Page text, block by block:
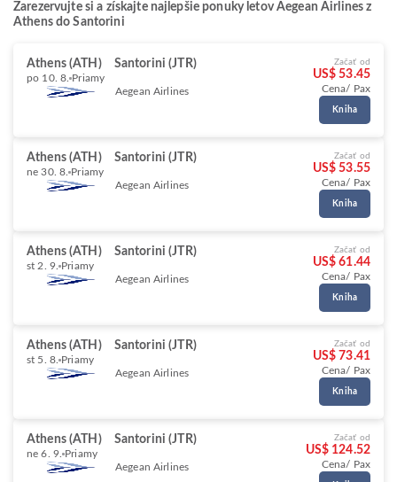
Zarezervujte si a získajte najlepšie ponuky letov Aegean Airlines z
Athens do Santorini
Athens (ATH) Santorini (JTR)
po 10. 8. Priamy
Aegean Airlines
Začať od
US$ 53.45
Cena/ Pax
Kniha
Athens (ATH) Santorini (JTR)
ne 30. 8. Priamy
Aegean Airlines
Začať od
US$ 53.55
Cena/ Pax
Kniha
Athens (ATH) Santorini (JTR)
st 2. 9. Priamy
Aegean Airlines
Začať od
US$ 61.44
Cena/ Pax
Kniha
Athens (ATH) Santorini (JTR)
st 5. 8. Priamy
Aegean Airlines
Začať od
US$ 73.41
Cena/ Pax
Kniha
Athens (ATH) Santorini (JTR)
ne 6. 9. Priamy
Aegean Airlines
Začať od
US$ 124.52
Cena/ Pax